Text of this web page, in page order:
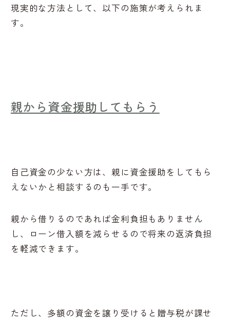
現実的な方法として、以下の施策が考えられま
す。
親から資金援助してもらう
自己資金の少ない方は、親に資金援助をしてもら
えないかと相談するのも一手です。
親から借りるのであれば金利負担もありません
し、ローン借入額を減らせるので将来の返済負担
を軽減できます。
ただし、多額の資金を譲り受けると贈与税が課せ